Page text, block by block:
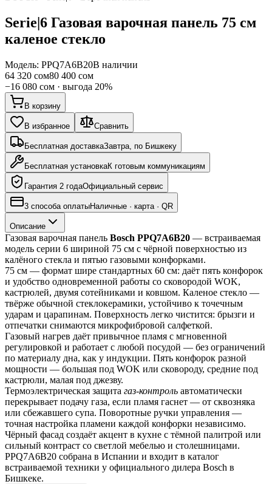
Serie|6 Газовая варочная панель 75 см
каленое стекло
Модель: PPQ7A6B20В наличии
64 320 сом80 400 сом
−16 080 сом · выгода 20%
В корзину
В избранное Сравнить
Бесплатная доставкаЗавтра, по Бишкеку
Бесплатная установкаК готовым коммуникациям
Гарантия 2 годаОфициальный сервис
3 способа оплатыНаличные · карта · QR
Описание
Газовая варочная панель Bosch PPQ7A6B20 — встраиваемая
модель серии 6 шириной 75 см с чёрной поверхностью из
калёного стекла и пятью газовыми конфорками.
75 см — формат шире стандартных 60 см: даёт пять конфорок
и удобство одновременной работы со сковородой WOK,
кастрюлей, двумя сотейниками и ковшом. Каленое стекло —
твёрже обычной стеклокерамики, устойчиво к точечным
ударам и царапинам. Поверхность легко чистится: брызги и
отпечатки снимаются микрофибровой салфеткой.
Газовый нагрев даёт привычное пламя с мгновенной
регулировкой и работает с любой посудой — без ограничений
по материалу дна, как у индукции. Пять конфорок разной
мощности — большая под WOK или сковороду, средние под
кастрюли, малая под джезву.
Термоэлектрическая защита газ-контроль автоматически
перекрывает подачу газа, если пламя гаснет — от сквозняка
или сбежавшего супа. Поворотные ручки управления —
точная настройка пламени каждой конфорки независимо.
Чёрный фасад создаёт акцент в кухне с тёмной палитрой или
сильный контраст со светлой мебелью и столешницами.
PPQ7A6B20 собрана в Испании и входит в каталог
встраиваемой техники у официального дилера Bosch в
Бишкеке.